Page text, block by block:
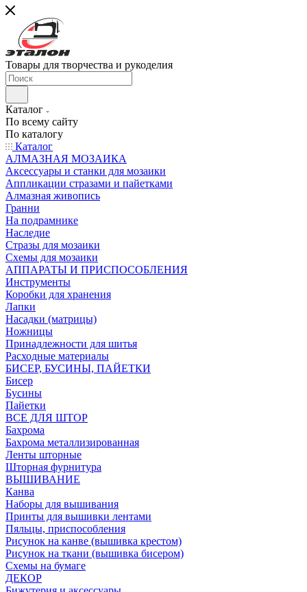
Товары для творчества и рукоделия
Каталог
По всему сайту
По каталогу
Каталог
АЛМАЗНАЯ МОЗАИКА
Аксессуары и станки для мозаики
Аппликации стразами и пайетками
Алмазная живопись
Гранни
На подрамнике
Наследие
Стразы для мозаики
Схемы для мозаики
АППАРАТЫ И ПРИСПОСОБЛЕНИЯ
Инструменты
Коробки для хранения
Лапки
Насадки (матрицы)
Ножницы
Принадлежности для шитья
Расходные материалы
БИСЕР, БУСИНЫ, ПАЙЕТКИ
Бисер
Бусины
Пайетки
ВСЕ ДЛЯ ШТОР
Бахрома
Бахрома металлизированная
Ленты шторные
Шторная фурнитура
ВЫШИВАНИЕ
Канва
Наборы для вышивания
Принты для вышивки лентами
Пяльцы, приспособления
Рисунок на канве (вышивка крестом)
Рисунок на ткани (вышивка бисером)
Схемы на бумаге
ДЕКОР